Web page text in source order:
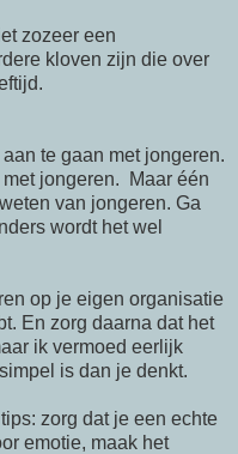
zozeer een
kloven zijn die over
te gaan met jongeren.
jongeren. Maar één
van jongeren. Ga
wordt het wel
op je eigen organisatie
En zorg daarna dat het
ik vermoed eerlijk
is dan je denkt.
zorg dat je een echte
emotie, maak het